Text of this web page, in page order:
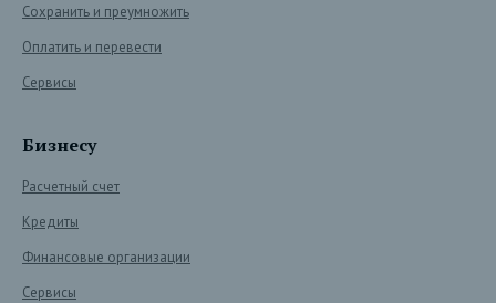
Сохранить и преумножить
Оплатить и перевести
Сервисы
Бизнесу
Расчетный счет
Кредиты
Финансовые организации
Сервисы